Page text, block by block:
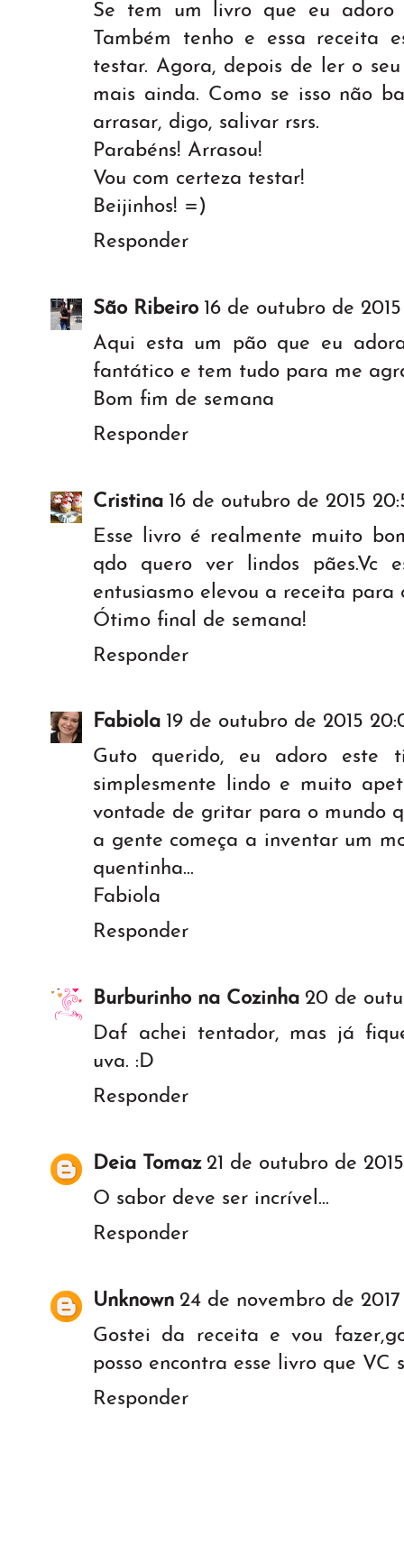
Se tem um livro que eu adoro
Também tenho e essa receita
testar. Agora, depois de ler o
mais ainda. Como se isso não
arrasar, digo, salivar rsrs.
Parabéns! Arrasou!
Vou com certeza testar!
Beijinhos! =)
Responder
São Ribeiro 16 de outubro de 2015
Aqui esta um pão que eu
fantático e tem tudo para me
Bom fim de semana
Responder
Cristina 16 de outubro de 2015
Esse livro é realmente muito
qdo quero ver lindos pães.Vc
entusiasmo elevou a receita para
Ótimo final de semana!
Responder
Fabiola 19 de outubro de 2015
Guto querido, eu adoro este
simplesmente lindo e muito
vontade de gritar para o mundo
a gente começa a inventar um
quentinha...
Fabiola
Responder
Burburinho na Cozinha 20 de
Daf achei tentador, mas já
uva. :D
Responder
Deia Tomaz 21 de outubro de 2015
O sabor deve ser incrível...
Responder
Unknown 24 de novembro de 2017
Gostei da receita e vou
posso encontra esse livro que VC
Responder